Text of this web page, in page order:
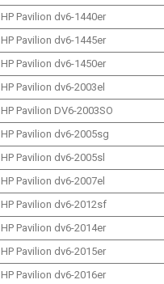
HP Pavilion dv6-1440er
HP Pavilion dv6-1445er
HP Pavilion dv6-1450er
HP Pavilion dv6-2003el
HP Pavilion DV6-2003SO
HP Pavilion dv6-2005sg
HP Pavilion dv6-2005sl
HP Pavilion dv6-2007el
HP Pavilion dv6-2012sf
HP Pavilion dv6-2014er
HP Pavilion dv6-2015er
HP Pavilion dv6-2016er